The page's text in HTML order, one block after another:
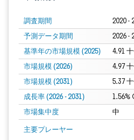
調査期間 2020 -
予測データ期間 2026 -
基準年の市場規模 (2025) 4.91
市場規模 (2026) 4.97
市場規模 (2031) 5.37
成長率 (2026 - 2031) 1.56%
市場集中度 中
主要プレーヤー
画像 © Mordor Intelligence。再利用には